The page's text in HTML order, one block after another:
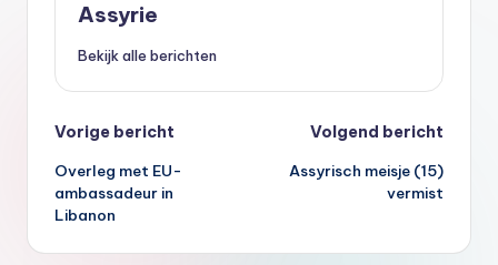
Assyrie
Bekijk alle berichten
Bericht
navigatie
Vorige bericht
Overleg met EU-
ambassadeur in
Libanon
Volgend bericht
Assyrisch meisje (15)
vermist